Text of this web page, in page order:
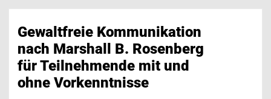
1 4
Gewaltfreie Kommunikation
nach Marshall B. Rosenberg
für Teilnehmende mit und
ohne Vorkenntnisse